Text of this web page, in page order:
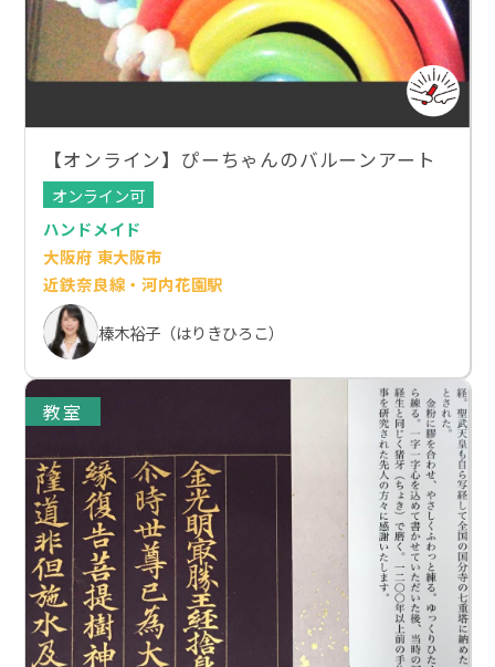
【オンライン】ぴーちゃんのバルーンアート
オンライン可
ハンドメイド
大阪府 東大阪市
近鉄奈良線・河内花園駅
榛木裕子（はりきひろこ）
教室